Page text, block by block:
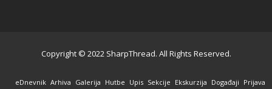
blank
Copyright © 2022 SharpThread. All Rights Reserved.
eDnevnik Arhiva Galerija Hutbe Upis Sekcije Ekskurzija Događaji Prijava